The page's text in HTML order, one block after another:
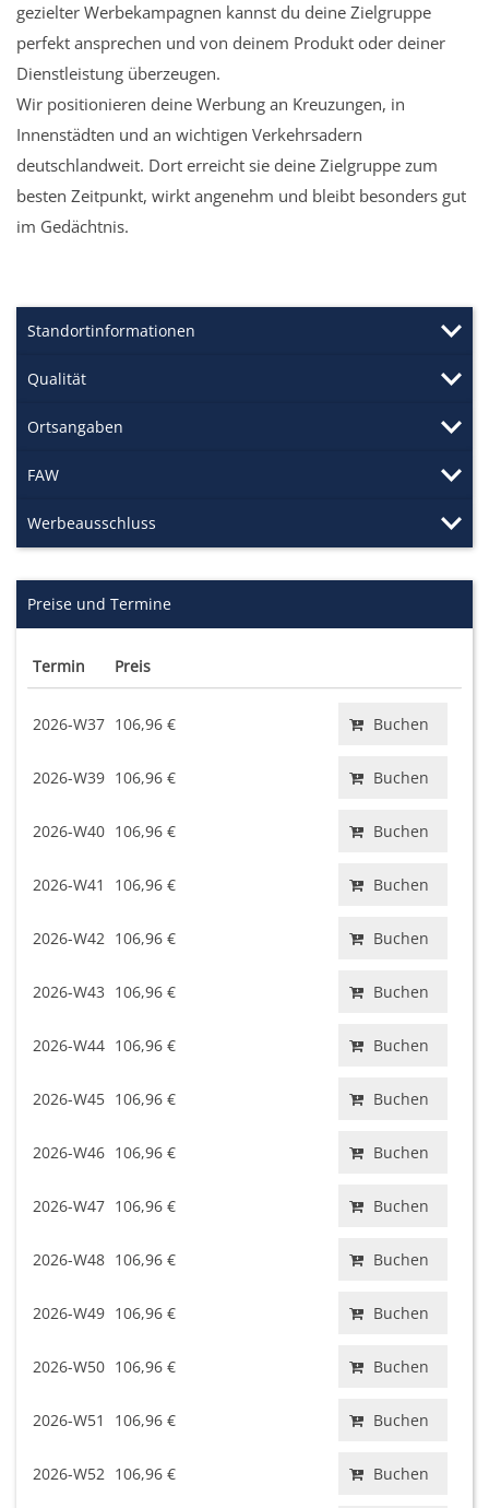
gezielter Werbekampagnen kannst du deine Zielgruppe
perfekt ansprechen und von deinem Produkt oder deiner
Dienstleistung überzeugen.
Wir positionieren deine Werbung an Kreuzungen, in
Innenstädten und an wichtigen Verkehrsadern
deutschlandweit. Dort erreicht sie deine Zielgruppe zum
besten Zeitpunkt, wirkt angenehm und bleibt besonders gut
im Gedächtnis.
Standortinformationen
Qualität
Ortsangaben
FAW
Werbeausschluss
Preise und Termine
Termin Preis
2026-W37 106,96 € Buchen
2026-W39 106,96 € Buchen
2026-W40 106,96 € Buchen
2026-W41 106,96 € Buchen
2026-W42 106,96 € Buchen
2026-W43 106,96 € Buchen
2026-W44 106,96 € Buchen
2026-W45 106,96 € Buchen
2026-W46 106,96 € Buchen
2026-W47 106,96 € Buchen
2026-W48 106,96 € Buchen
2026-W49 106,96 € Buchen
2026-W50 106,96 € Buchen
2026-W51 106,96 € Buchen
2026-W52 106,96 € Buchen